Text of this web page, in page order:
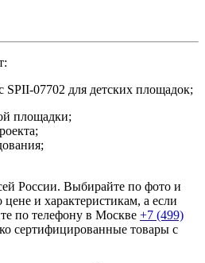
SPII-07702 для детских площадок;
площадки;
России. Выбирайте по фото и
и характеристикам, а если
по телефону в Москве +7 (499)
сертифицированные товары с